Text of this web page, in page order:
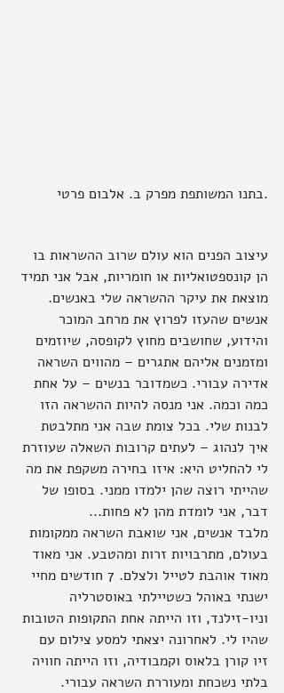
.בתנו המשותפת מפרק ב. אלבום פרטי
עיצוב הפנים הוא עולם שרוב ההשראות בו
הן קונספטואליות או חומריות, אבל אני תמיד
מוצאת את עיקר ההשראה שלי באנשים.
אנשים שהעזו לפרוץ את מרחב המוכר
והידוע, שחושבים מחוץ לקופסה, שיוזמים
ומזמנים אליהם אתגרים – מהווים השראה
אדירה עבורי. כשמדובר בנשים – על אחת
כמה וכמה. אני מנסה להיות ההשראה הזו
לבנות שלי. בכל צומת שבה אני מתלבטת
איך לנהוג – לעתים קרובות השאלה שעוזרת
לי להחליט היא: איזו בחירה משקפת את מה
שהייתי רוצה שהן ילמדו ממני. בסופו של
דבר, אני לומדת מהן לא פחות...
מלבד אנשים, אני שואבת השראה ממקומות
בעולם, מתרבויות זרות ומהטבע. אני מאוד
מאוד אוהבת לטייל ולצלם. 7 חודשים מחיי
ישנתי באוהל כשטיילתי באוסטרליה
וניו-זילנד, וזו הייתה אחת התקופות הטובות
שהיו לי. לאחרונה יצאתי למסע צילום עם
זיו קורן בלאוס וקמבודיה, וזו הייתה חוויה
בלתי נשכחת ומעוררת השראה עבורי.